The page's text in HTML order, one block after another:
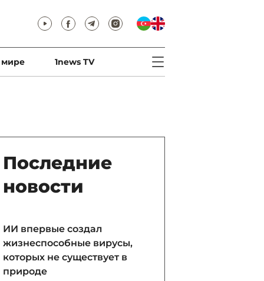
мире 1news TV
Последние
новости
ИИ впервые создал
жизнеспособные вирусы,
которых не существует в
природе